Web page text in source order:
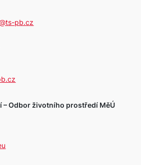
pb.cz
– Odbor životního prostředí MěÚ